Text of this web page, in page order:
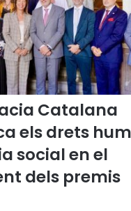
Catalana
els drets
social en el
dels premis